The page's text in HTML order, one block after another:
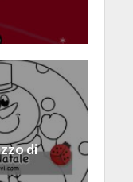
di